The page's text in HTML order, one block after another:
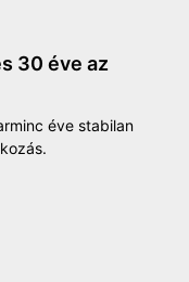
30 éve az
éve stabilan